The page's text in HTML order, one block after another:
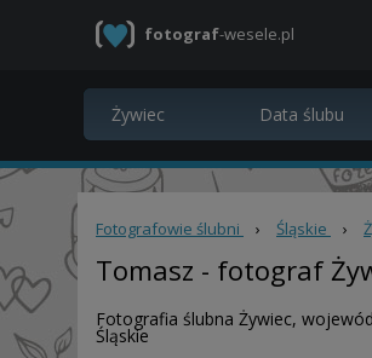
fotograf-wesele.pl
Fotografowie ślubni › Śląskie ›
Tomasz - fotograf
Fotografia ślubna Żywiec,
Śląskie